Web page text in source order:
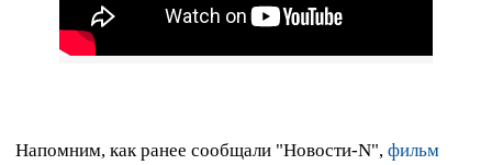
Напомним, как ранее сообщали "Новости-N", фильм